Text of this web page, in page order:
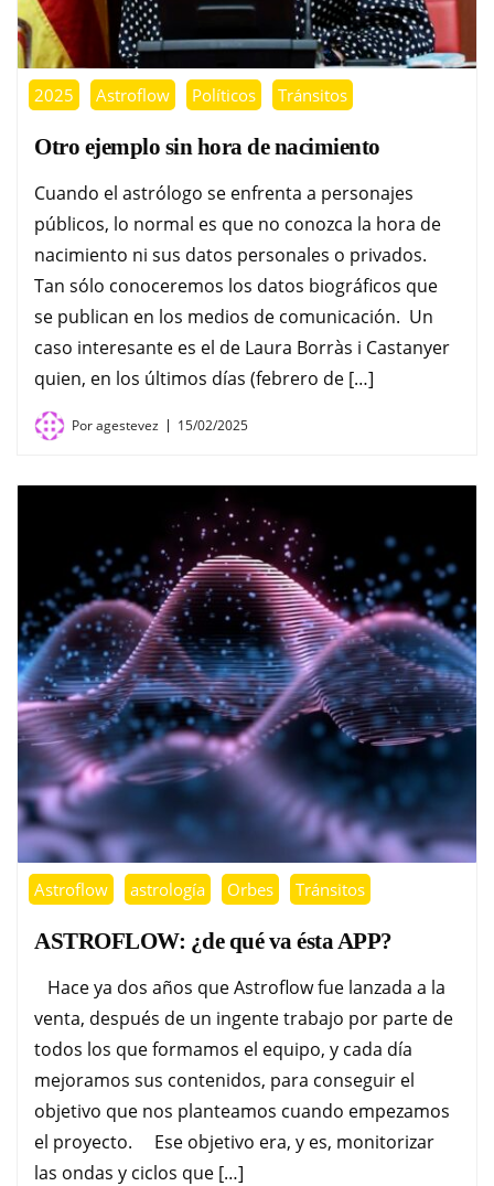
2025 Astroflow Políticos Tránsitos
Otro ejemplo sin hora de nacimiento
Cuando el astrólogo se enfrenta a personajes
públicos, lo normal es que no conozca la hora de
nacimiento ni sus datos personales o privados.
Tan sólo conoceremos los datos biográficos que
se publican en los medios de comunicación. Un
caso interesante es el de Laura Borràs i Castanyer
quien, en los últimos días (febrero de […]
Poragestevez 15/02/2025
Astroflow astrología Orbes Tránsitos
ASTROFLOW: ¿de qué va ésta APP?
Hace ya dos años que Astroflow fue lanzada a la
venta, después de un ingente trabajo por parte de
todos los que formamos el equipo, y cada día
mejoramos sus contenidos, para conseguir el
objetivo que nos planteamos cuando empezamos
el proyecto. Ese objetivo era, y es, monitorizar
las ondas y ciclos que […]